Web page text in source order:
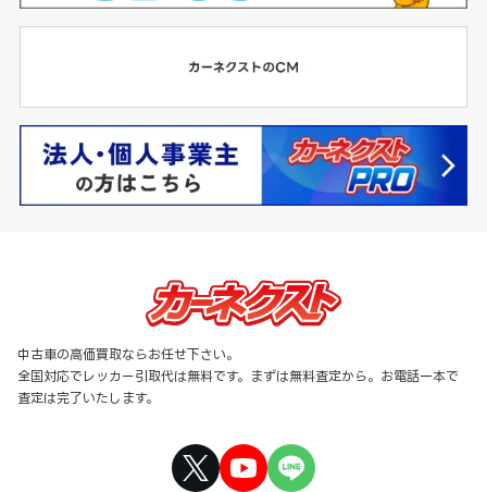
中古車の高価買取ならお任せ下さい。
全国対応でレッカー引取代は無料です。まずは無料査定から。お電話一本で
査定は完了いたします。